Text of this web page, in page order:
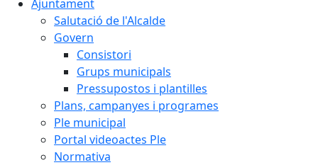
Ajuntament
Salutació de l'Alcalde
Govern
Consistori
Grups municipals
Pressupostos i plantilles
Plans, campanyes i programes
Ple municipal
Portal videoactes Ple
Normativa